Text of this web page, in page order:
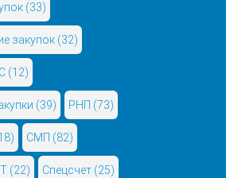
(33)
закупок (32)
(12)
(39) РНП (73)
СМП (82)
(22) Спецсчет (25)